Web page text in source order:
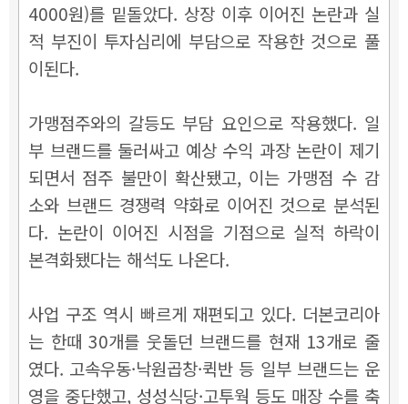
4000원)를 밑돌았다. 상장 이후 이어진 논란과 실
적 부진이 투자심리에 부담으로 작용한 것으로 풀
이된다.
가맹점주와의 갈등도 부담 요인으로 작용했다. 일
부 브랜드를 둘러싸고 예상 수익 과장 논란이 제기
되면서 점주 불만이 확산됐고, 이는 가맹점 수 감
소와 브랜드 경쟁력 약화로 이어진 것으로 분석된
다. 논란이 이어진 시점을 기점으로 실적 하락이
본격화됐다는 해석도 나온다.
사업 구조 역시 빠르게 재편되고 있다. 더본코리아
는 한때 30개를 웃돌던 브랜드를 현재 13개로 줄
였다. 고속우동·낙원곱창·퀵반 등 일부 브랜드는 운
영을 중단했고, 성성식당·고투웍 등도 매장 수를 축